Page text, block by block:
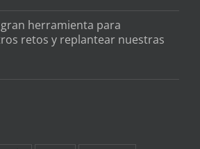
herramienta para
retos y replantear nuestras